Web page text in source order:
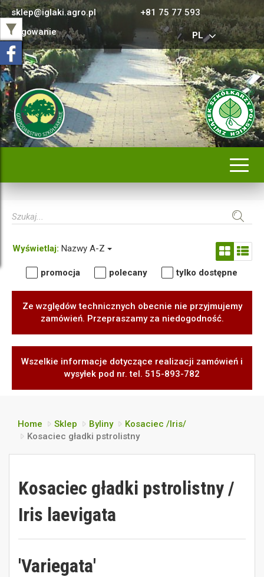
sklep@iglaki.agro.pl
+81 75 77 593
Logowanie
PL
Wyświetlaj: Nazwy A-Z
promocja polecany tylko dostępne
Ze względów technicznych obecnie nie przyjmujemy
zamówień. Przepraszamy za niedogodność.
Wszelkie informacje dotyczące realizacji zamówień i
wysyłek pod nr. tel. 515-893-782
Home Sklep Byliny
Kosaciec /Iris/
Kosaciec gładki pstrolistny
Kosaciec gładki pstrolistny /
Iris laevigata
'Variegata'